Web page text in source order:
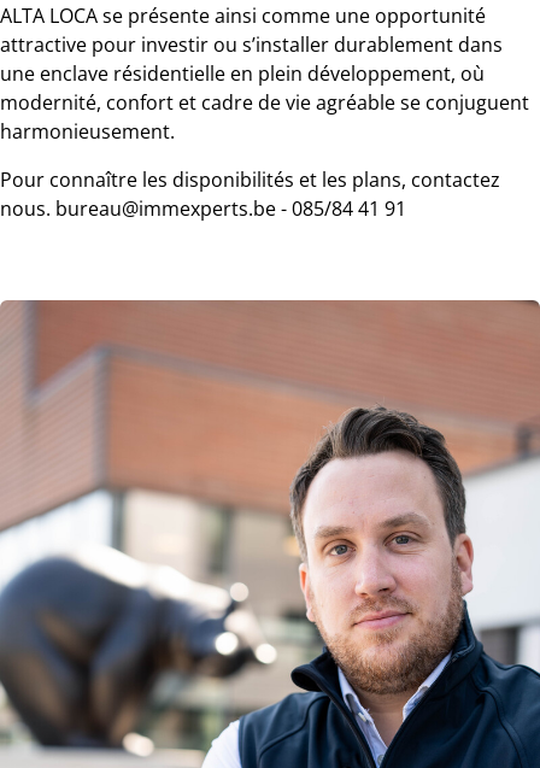
ALTA LOCA se présente ainsi comme une opportunité
attractive pour investir ou s’installer durablement dans
une enclave résidentielle en plein développement, où
modernité, confort et cadre de vie agréable se conjuguent
harmonieusement.
Pour connaître les disponibilités et les plans, contactez
nous. bureau@immexperts.be - 085/84 41 91